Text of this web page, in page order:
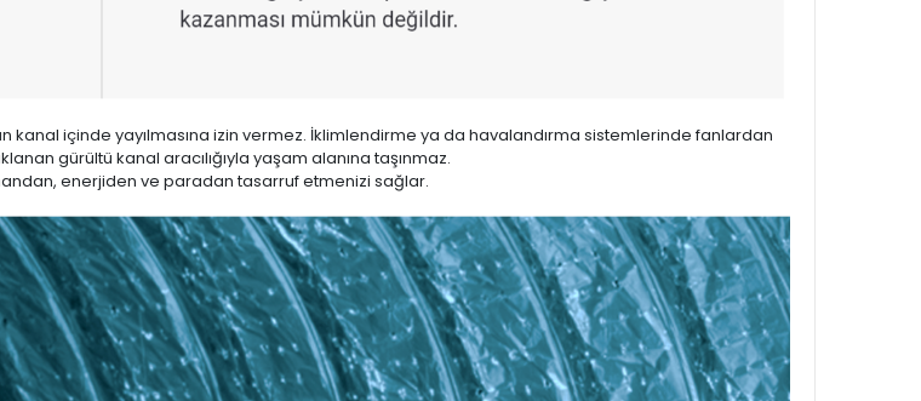
kanal içinde yayılmasına izin vermez. İklimlendirme ya da havalandırma sistemlerinde fanlardan
gürültü kanal aracılığıyla yaşam alanına taşınmaz.
enerjiden ve paradan tasarruf etmenizi sağlar.